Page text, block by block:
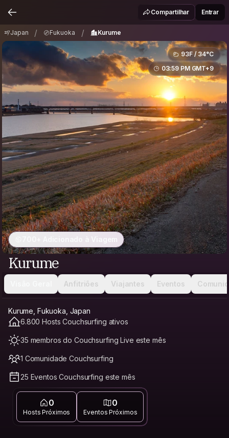
Kurume Compartilhar Entrar
Japan / Fukuoka / Kurume
93F / 34°C
03:59 PM GMT+9
700+ Adicionado à Viagem
Kurume
Anfitriões Viajantes Eventos
Kurume, Fukuoka, Japan
6.800 Hosts Couchsurfing ativos
35 membros do Couchsurfing Live este mês
1 Comunidade Couchsurfing
25 Eventos Couchsurfing este mês
0
Hosts Próximos
0
Eventos Próximos